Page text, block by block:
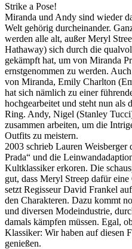
Strike a Pose!
Miranda und Andy sind wieder
Welt gehörig durcheinander.
werden alle alt, außer Meryl
Hathaway) sich durch die
gekämpft hat, um von Miranda
ernstgenommen zu werden.
von Miranda, Emily Charlton
hat sich nämlich zu einer
hochgearbeitet und steht nun
Ring. Andy, Nigel (Stanley
zusammen arbeiten, um die
Outfits zu meistern.
2003 schrieb Lauren Weisberger
Prada“ und die
Kultklassiker erkoren. Die
gut, dass Meryl Streep dafür
setzt Regisseur David Frankel
den Charakteren. Dazu kommt
und diversen Modeindustrie,
damals kämpfen müssen. Egal,
Klassiker: Wir haben auf diesen
genießen.